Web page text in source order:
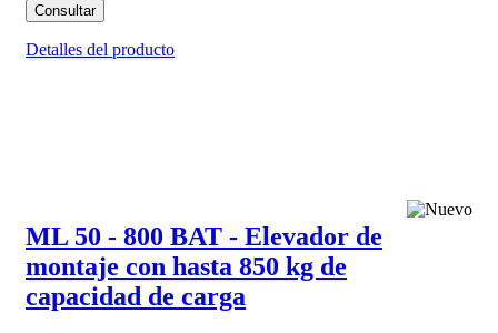
Consultar
Detalles del producto
ML 50 - 800 BAT - Elevador de
montaje con hasta 850 kg de
capacidad de carga